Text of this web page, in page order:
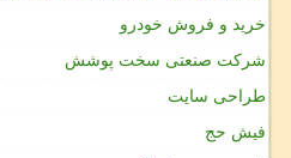
خرید و فروش خودرو
شرکت صنعتی سخت پوشش
طراحی سایت
فیش حج